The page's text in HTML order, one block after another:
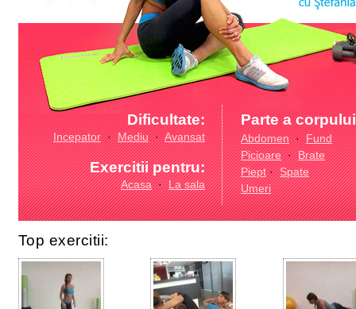
Dificultate:
Incepator·Mediu·Avansat
Exercitii pentru:
Acasa·La sala
Parte a
Abdomen·Fund
Picioare·Brate
Piept·Spate
Umeri
Top exercitii: